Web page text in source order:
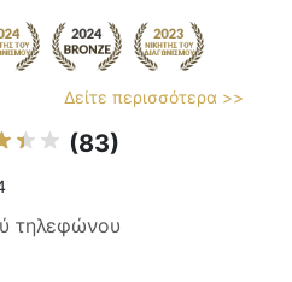
Δείτε περισσότερα >>
(83)
τηλεφώνου